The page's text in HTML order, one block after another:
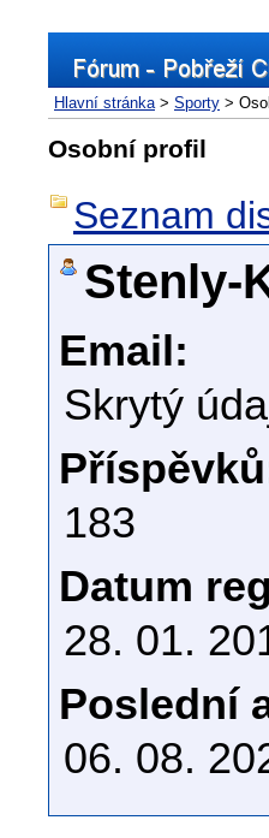
Hlavní stránka> Sporty >
Osobní profil
Seznam
Stenly-
Email:
Skrytý
183
Datum
28. 01.
Poslední
06. 08.